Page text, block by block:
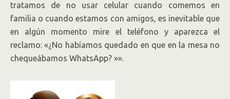
tratamos de no usar celular cuando comemos en
familia o cuando estamos con amigos, es inevitable que
en algún momento mire el teléfono y aparezca el
reclamo: «¿No habíamos quedado en que en la mesa no
chequeábamos WhatsApp? »».